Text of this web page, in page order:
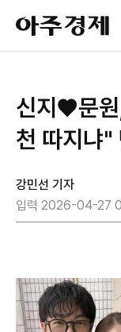
아
주
경
신지♥문원
천 따지냐"
강민선 기자
입력 2026-04-27